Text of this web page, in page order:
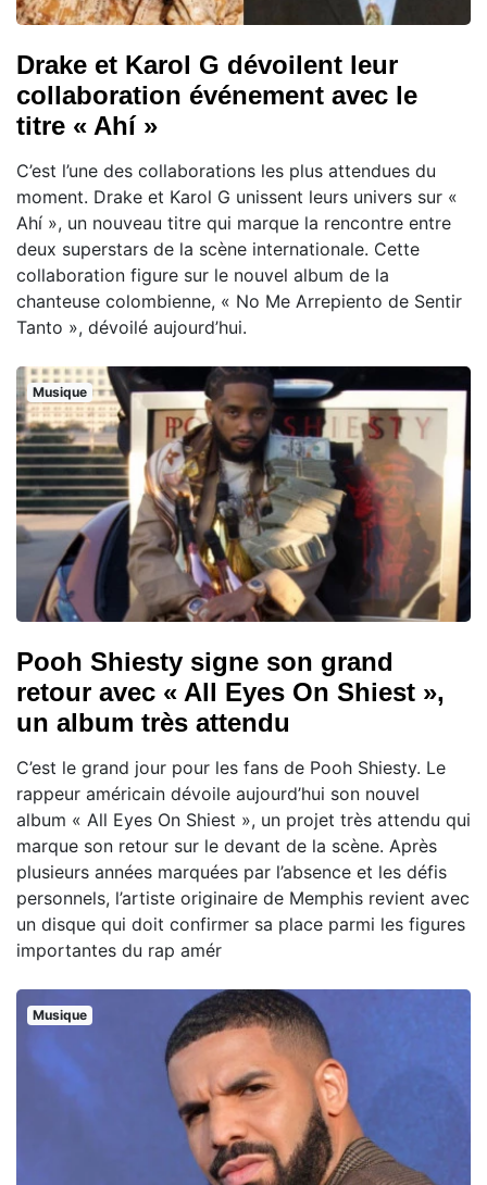
Drake et Karol G dévoilent leur
collaboration événement avec le
titre « Ahí »
C’est l’une des collaborations les plus attendues du
moment. Drake et Karol G unissent leurs univers sur «
Ahí », un nouveau titre qui marque la rencontre entre
deux superstars de la scène internationale. Cette
collaboration figure sur le nouvel album de la
chanteuse colombienne, « No Me Arrepiento de Sentir
Tanto », dévoilé aujourd’hui.
Musique
Pooh Shiesty signe son grand
retour avec « All Eyes On Shiest »,
un album très attendu
C’est le grand jour pour les fans de Pooh Shiesty. Le
rappeur américain dévoile aujourd’hui son nouvel
album « All Eyes On Shiest », un projet très attendu qui
marque son retour sur le devant de la scène. Après
plusieurs années marquées par l’absence et les défis
personnels, l’artiste originaire de Memphis revient avec
un disque qui doit confirmer sa place parmi les figures
importantes du rap amér
Musique